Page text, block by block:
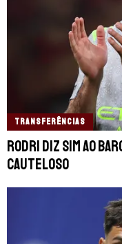
TRANSFERÊNCIAS
Rodri diz sim ao
cauteloso